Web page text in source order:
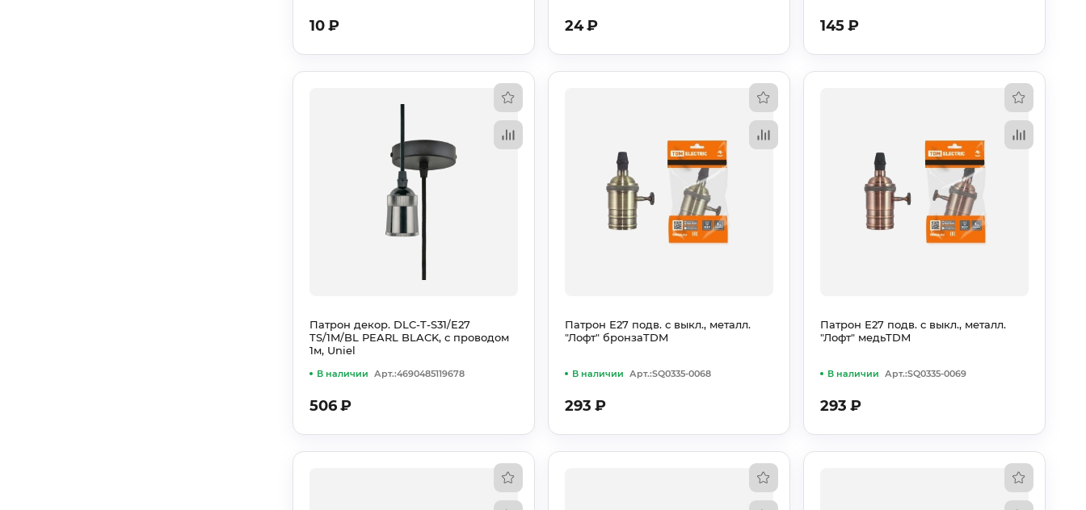
10₽ 24₽ 145₽
Арт.:4690485119678
В наличии
Патрон декор. DLC-T-S31/E27
TS/1M/BL PEARL BLACK, с проводом
1м, Uniel
506₽
Арт.:SQ0335-0068
В наличии
Патрон Е27 подв. с выкл., металл.
"Лофт" бронзаTDM
293 ₽
Арт.:SQ0335-0069
В наличии
Патрон Е27 подв. с выкл., металл.
"Лофт" медьTDM
293 ₽